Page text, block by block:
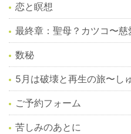
恋と瞑想
最終章：聖母？カツコ〜慈
数秘
5月は破壊と再生の旅〜し
ご予約フォーム
苦しみのあとに